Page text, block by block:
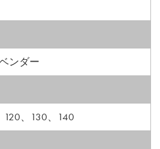
ンダー
、130、140